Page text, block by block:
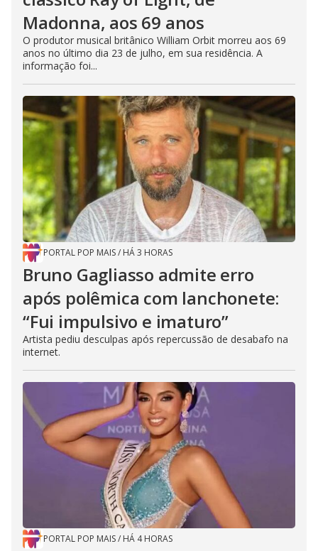
Madonna, aos 69 anos
O produtor musical britânico William Orbit morreu aos 69
anos no último dia 23 de julho, em sua residência. A
informação foi...
PORTAL POP MAIS/ HÁ 3 HORAS
Bruno Gagliasso admite erro
após polêmica com lanchonete:
“Fui impulsivo e imaturo”
Artista pediu desculpas após repercussão de desabafo na
internet.
PORTAL POP MAIS/ HÁ 4 HORAS